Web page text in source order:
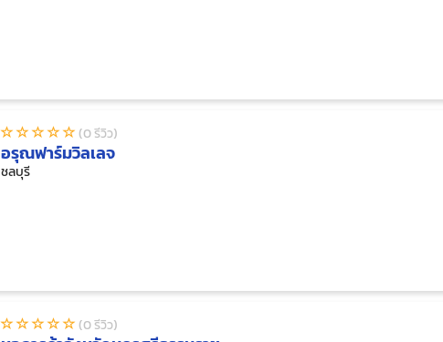
(0 รีวิว)
อรุณฟาร์มวิลเลจ
ชลบุรี
(0 รีวิว)